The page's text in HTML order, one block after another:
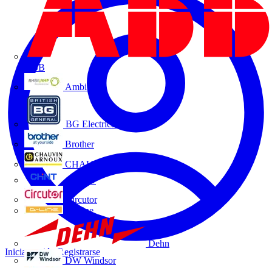
ABB
Ambilamp
BG Electrical
Brother
CHAUVIN ARNOUX
CHINT
Circutor
D-Line
Dehn
DW Windsor
Iniciar sesión Registrarse